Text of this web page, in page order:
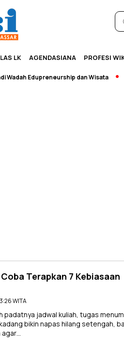
LK AGENDASIANA PROFESI
Edupreneurship dan Wisata
Terapkan 7 Kebiasaan
WITA
padatnya jadwal kuliah, tugas
bikin napas hilang setengah,
agar…